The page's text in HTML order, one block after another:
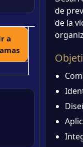
a
de
de la